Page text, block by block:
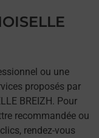
ou une
proposés par
BREIZH. Pour
recommandée ou
rendez-vous